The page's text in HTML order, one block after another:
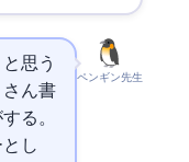
ペンギン先生
思う
ん書
る。
し